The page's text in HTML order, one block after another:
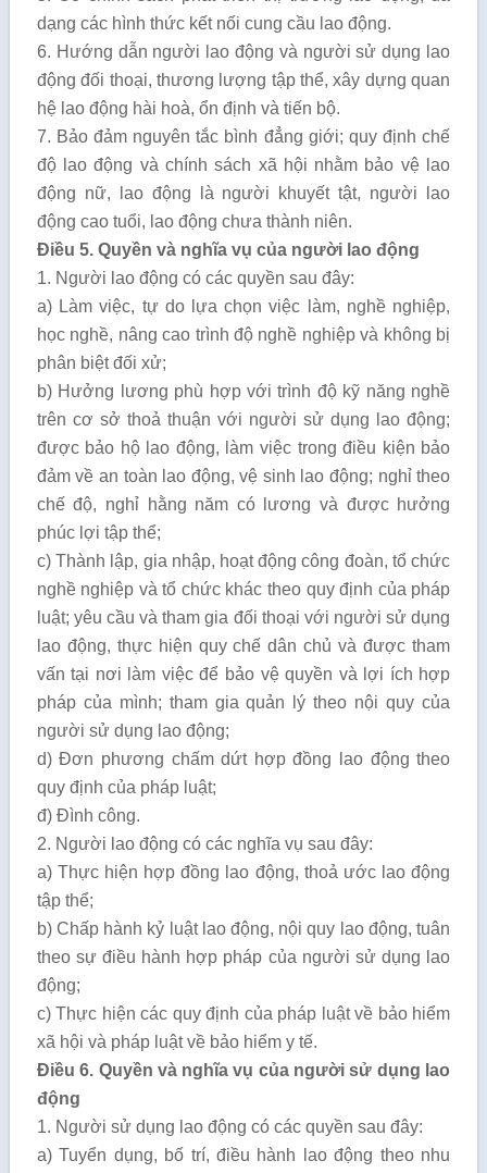
dạng các hình thức kết nối cung cầu lao động.
6. Hướng dẫn người lao động và người sử dụng lao
động đối thoại, thương lượng tập thể, xây dựng quan
hệ lao động hài hoà, ổn định và tiến bộ.
7. Bảo đảm nguyên tắc bình đẳng giới; quy định chế
độ lao động và chính sách xã hội nhằm bảo vệ lao
động nữ, lao động là người khuyết tật, người lao
động cao tuổi, lao động chưa thành niên.
Điều 5. Quyền và nghĩa vụ của người lao động
1. Người lao động có các quyền sau đây:
a) Làm việc, tự do lựa chọn việc làm, nghề nghiệp,
học nghề, nâng cao trình độ nghề nghiệp và không bị
phân biệt đối xử;
b) Hưởng lương phù hợp với trình độ kỹ năng nghề
trên cơ sở thoả thuận với người sử dụng lao động;
được bảo hộ lao động, làm việc trong điều kiện bảo
đảm về an toàn lao động, vệ sinh lao động; nghỉ theo
chế độ, nghỉ hằng năm có lương và được hưởng
phúc lợi tập thể;
c) Thành lập, gia nhập, hoạt động công đoàn, tổ chức
nghề nghiệp và tổ chức khác theo quy định của pháp
luật; yêu cầu và tham gia đối thoại với người sử dụng
lao động, thực hiện quy chế dân chủ và được tham
vấn tại nơi làm việc để bảo vệ quyền và lợi ích hợp
pháp của mình; tham gia quản lý theo nội quy của
người sử dụng lao động;
d) Đơn phương chấm dứt hợp đồng lao động theo
quy định của pháp luật;
đ) Đình công.
2. Người lao động có các nghĩa vụ sau đây:
a) Thực hiện hợp đồng lao động, thoả ước lao động
tập thể;
b) Chấp hành kỷ luật lao động, nội quy lao động, tuân
theo sự điều hành hợp pháp của người sử dụng lao
động;
c) Thực hiện các quy định của pháp luật về bảo hiểm
xã hội và pháp luật về bảo hiểm y tế.
Điều 6. Quyền và nghĩa vụ của người sử dụng lao
động
1. Người sử dụng lao động có các quyền sau đây:
a) Tuyển dụng, bố trí, điều hành lao động theo nhu